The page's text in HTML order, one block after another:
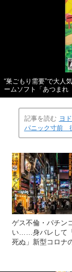
“巣ごもり需要”で大人
ームソフト「あつまれ
記事を読む ヨ
パニック寸前
ゲス不倫・パチン
い……身バレして
死ぬ」新型コロナ